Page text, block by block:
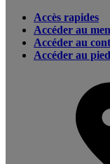
Accès rapides
Accéder au
Accéder au
Accéder au